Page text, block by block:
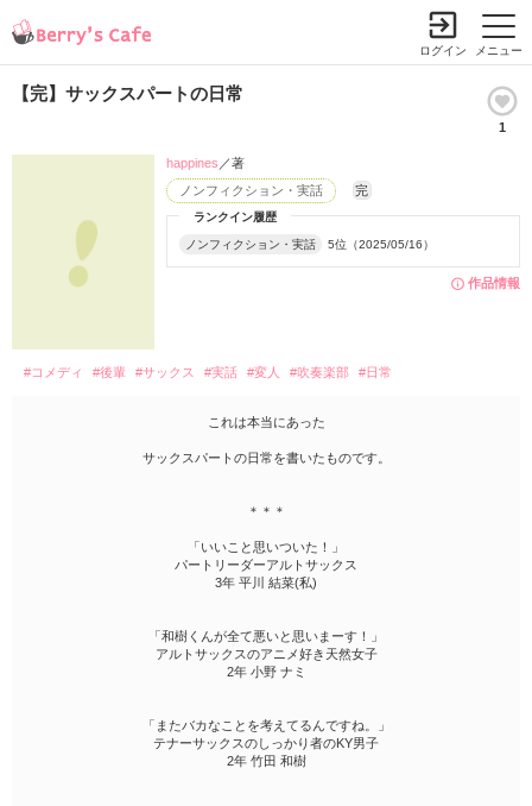
メニュー
ログイン
【完】サックスパートの日常
1
作品情報
ランクイン履歴
ノンフィクション・実話 5位（2025/05/16）
ノンフィクション・実話 完
happines ／著
#コメディ #後輩 #サックス #実話 #変人 #吹奏楽部 #日常
これは本当にあった
サックスパートの日常を書いたものです。
＊＊＊
「いいこと思いついた！」
パートリーダーアルトサックス
3年 平川 結菜(私)
「和樹くんが全て悪いと思いまーす！」
アルトサックスのアニメ好き天然女子
2年 小野 ナミ
「またバカなことを考えてるんですね。」
テナーサックスのしっかり者のKY男子
2年 竹田 和樹